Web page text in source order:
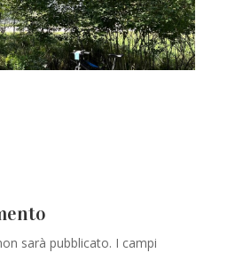
sarà pubblicato. I campi